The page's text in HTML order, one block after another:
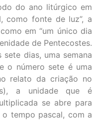
do ano litúrgico em
como fonte de luz”, a
em “um único dia
de Pentecostes.
dias, uma semana
o número sete é uma
relato da criação no
a unidade que é
se abre para
tempo pascal, com a